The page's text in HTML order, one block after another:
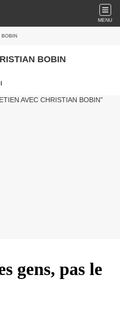
MENU
BOBIN
BOBIN
gens, pas le